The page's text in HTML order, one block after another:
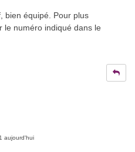
bien équipé. Pour plus
le numéro indiqué dans le
aujourd'hui